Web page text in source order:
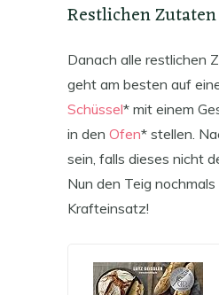
Restlichen
Danach alle restlichen
geht am besten auf
Schüssel* mit einem
in den Ofen* stellen.
sein, falls dieses nicht
Nun den Teig
Krafteinsatz!